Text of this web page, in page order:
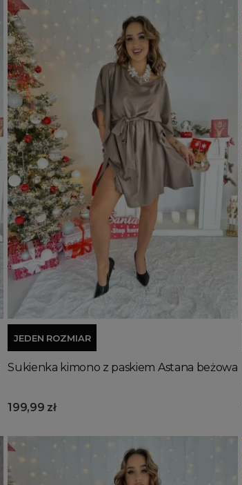
Dodaj do koszyka
JEDEN ROZMIAR
Sukienka kimono z paskiem Astana beżowa
199,99 zł